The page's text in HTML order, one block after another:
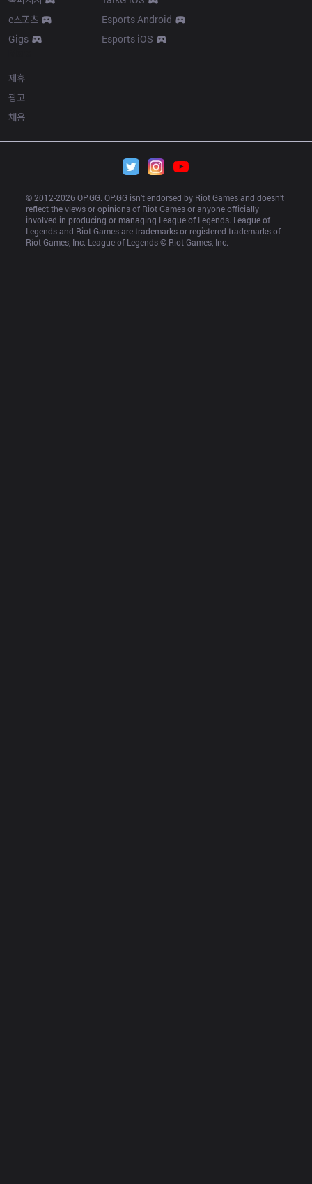
e스포츠
Gigs
Esports Android
Esports iOS
제휴
광고
채용
© 2012-2026 OP.GG. OP.GG isn’t endorsed by Riot Games and doesn’t
reflect the views or opinions of Riot Games or anyone officially
involved in producing or managing League of Legends. League of
Legends and Riot Games are trademarks or registered trademarks of
Riot Games, Inc. League of Legends © Riot Games, Inc.